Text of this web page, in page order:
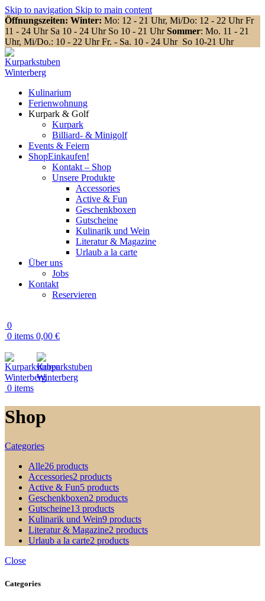
Skip to navigation Skip to main content
Öffnungszeiten: Winter: Mo: 12 - 21 Uhr, Mi/Do: 12 - 22 Uhr Fr
11 - 24 Uhr Sa 10 - 24 Uhr So 10 - 21 UhrSommer: Mo. 11 - 21
Uhr, Mi/Do.: 10 - 22 Uhr Fr. - Sa. 10 - 24 Uhr So 10-21 Uhr
Kulinarium
Ferienwohnung
Kurpark & Golf
Kurpark
Billiard- & Minigolf
Events & Feiern
ShopEinkaufen!
Kontakt – Shop
Unsere Produkte
Accessories
Active & Fun
Geschenkboxen
Gutscheine
Kulinarik und Wein
Literatur & Magazine
Urlaub a la carte
Über uns
Jobs
Kontakt
Reservieren
0
0 items 0,00 €
0 items
Shop
Categories
Alle26 products
Accessories2 products
Active & Fun5 products
Geschenkboxen2 products
Gutscheine13 products
Kulinarik und Wein9 products
Literatur & Magazine2 products
Urlaub a la carte2 products
Close
Categories